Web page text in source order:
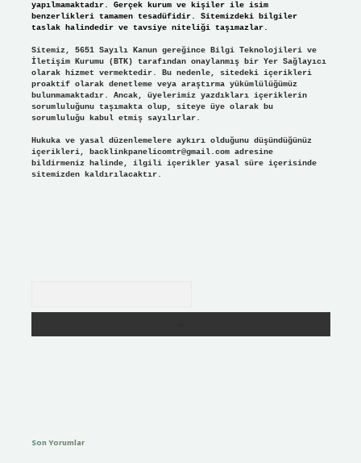
yapılmamaktadır. Gerçek kurum ve kişiler ile isim
benzerlikleri tamamen tesadüfidir. Sitemizdeki bilgiler
taslak halindedir ve tavsiye niteliği taşımazlar.
Sitemiz, 5651 Sayılı Kanun gereğince Bilgi Teknolojileri ve
İletişim Kurumu (BTK) tarafından onaylanmış bir Yer Sağlayıcı
olarak hizmet vermektedir. Bu nedenle, sitedeki içerikleri
proaktif olarak denetleme veya araştırma yükümlülüğümüz
bulunmamaktadır. Ancak, üyelerimiz yazdıkları içeriklerin
sorumluluğunu taşımakta olup, siteye üye olarak bu
sorumluluğu kabul etmiş sayılırlar.
Hukuka ve yasal düzenlemelere aykırı olduğunu düşündüğünüz
içerikleri, backlinkpanelicomtr@gmail.comadresine
bildirmeniz halinde, ilgili içerikler yasal süre içerisinde
sitemizden kaldırılacaktır.
Son Yorumlar